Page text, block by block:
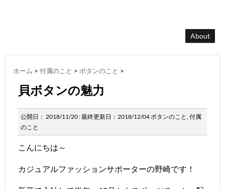
About
ホーム > 付属のこと > ボタンのこと >
貝ボタンの魅力
公開日： 2018/11/20: 最終更新日：2018/12/04ボタンのこと, 付属
のこと
こんにちは～
カジュアルファッションサポーターの野崎です！